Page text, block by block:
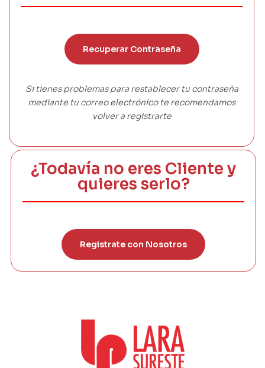
Recuperar Contraseña
Si tienes problemas para restablecer tu contraseña
mediante tu correo electrónico te recomendamos
volver a registrarte
¿Todavía no eres Cliente y
quieres serlo?
Registrate con Nosotros